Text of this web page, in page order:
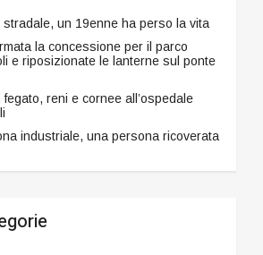
stradale, un 19enne ha perso la vita
la concessione per il parco
e riposizionate le lanterne sul ponte
reni e cornee all’ospedale
industriale, una persona ricoverata